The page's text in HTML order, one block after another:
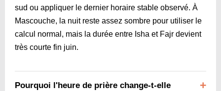
sud ou appliquer le dernier horaire stable observé. À
Mascouche, la nuit reste assez sombre pour utiliser le
calcul normal, mais la durée entre Isha et Fajr devient
très courte fin juin.
Pourquoi l'heure de prière change-t-elle